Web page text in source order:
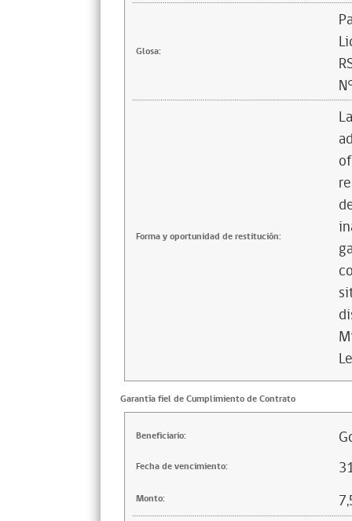
Glosa:
Forma y oportunidad de restitución:
Garantía fiel de Cumplimiento de Contrato
Beneficiario:
Fecha de vencimiento:
Monto: